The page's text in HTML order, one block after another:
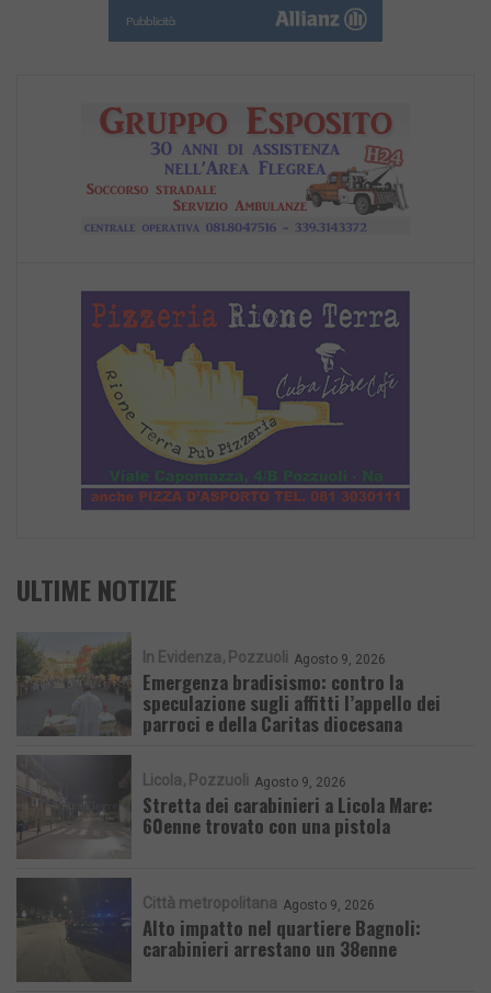
ULTIME NOTIZIE
In Evidenza Pozzuoli Agosto 9, 2026
Emergenza bradisismo: contro la
speculazione sugli affitti l’appello dei
parroci e della Caritas diocesana
Licola Pozzuoli Agosto 9, 2026
Stretta dei carabinieri a Licola Mare:
60enne trovato con una pistola
Città metropolitana Agosto 9, 2026
Alto impatto nel quartiere Bagnoli:
carabinieri arrestano un 38enne